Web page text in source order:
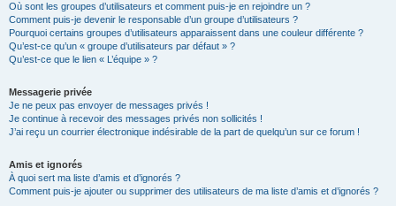
Où sont les groupes d’utilisateurs et comment puis-je en rejoindre un ?
Comment puis-je devenir le responsable d’un groupe d’utilisateurs ?
Pourquoi certains groupes d’utilisateurs apparaissent dans une couleur différente ?
Qu’est-ce qu’un « groupe d’utilisateurs par défaut » ?
Qu’est-ce que le lien « L’équipe » ?
Messagerie privée
Je ne peux pas envoyer de messages privés !
Je continue à recevoir des messages privés non sollicités !
J’ai reçu un courrier électronique indésirable de la part de quelqu’un sur ce forum !
Amis et ignorés
À quoi sert ma liste d’amis et d’ignorés ?
Comment puis-je ajouter ou supprimer des utilisateurs de ma liste d’amis et d’ignorés ?